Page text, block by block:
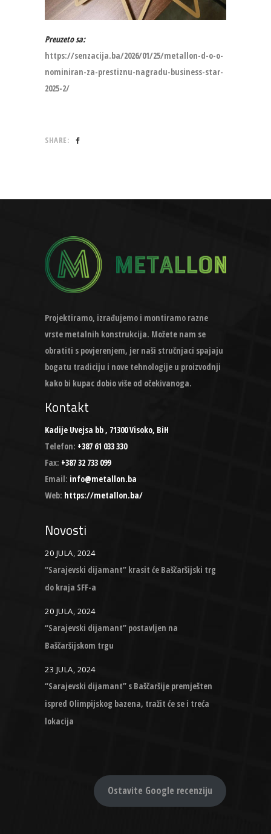
Preuzeto sa:
https://senzacija.ba/2026/01/25/metallon-d-o-o-
nominiran-za-prestiznu-nagradu-business-star-
2025-2/
SHARE:
Projektiramo, izrađujemo i montiramo razne
vrste metalnih konstrukcija. Možete nam se
obratiti s povjerenjem, jer naši stručnjaci spajaju
bogatu tradiciju i nove tehnologije u proizvodnji
kako bi kupac dobio više od očekivanoga.
Kontakt
Kadije Uvejsa bb , 71300 Visoko, BiH
Telefon: +387 61 033 330
Fax: +387 32 733 099
Email: info@metallon.ba
Web: https://metallon.ba/
Novosti
20 JULA, 2024
“Sarajevski dijamant” krasit će Baščaršijski trg
do kraja SFF-a
20 JULA, 2024
“Sarajevski dijamant” postavljen na
Baščaršijskom trgu
23 JULA, 2024
“Sarajevski dijamant” s Baščaršije premješten
ispred Olimpijskog bazena, tražit će se i treća
lokacija
Ostavite Google recenziju